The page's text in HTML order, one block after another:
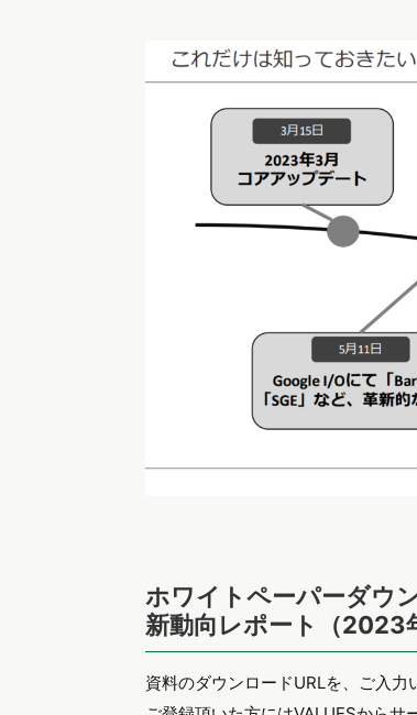
ホワイトペーパーダウ
新動向レポート（2023
資料のダウンロードURLを、ご入力